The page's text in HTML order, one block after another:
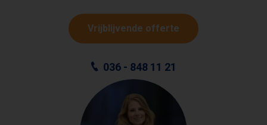
Vrijblijvende offerte
036 - 848 11 21